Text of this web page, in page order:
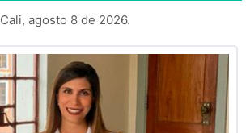
Cali, agosto 8 de 2026.